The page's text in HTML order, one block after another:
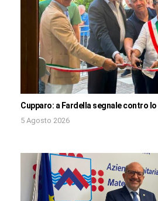
Cupparo: a Fardella segnale contro
5 Agosto 2026